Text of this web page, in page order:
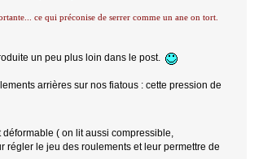
ce qui préconise de serrer comme un ane on tort.
un peu plus loin dans le post.
arrières sur nos fiatous : cette pression de
( on lit aussi compressible,
régler le jeu des roulements et leur permettre de